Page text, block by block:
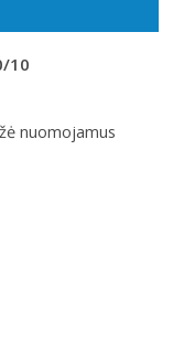
10
nuomojamus